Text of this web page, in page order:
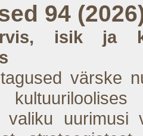
94
isik ja
värske
valiku uurimusi